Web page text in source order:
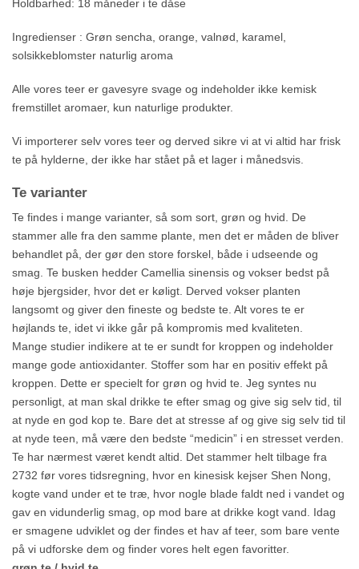
Holdbarhed: 18 måneder i te dåse
Ingredienser : Grøn sencha, orange, valnød, karamel,
solsikkeblomster naturlig aroma
Alle vores teer er gavesyre svage og indeholder ikke kemisk
fremstillet aromaer, kun naturlige produkter.
Vi importerer selv vores teer og derved sikre vi at vi altid har frisk
te på hylderne, der ikke har stået på et lager i månedsvis.
Te varianter
Te findes i mange varianter, så som sort, grøn og hvid. De
stammer alle fra den samme plante, men det er måden de bliver
behandlet på, der gør den store forskel, både i udseende og
smag. Te busken hedder Camellia sinensis og vokser bedst på
høje bjergsider, hvor det er køligt. Derved vokser planten
langsomt og giver den fineste og bedste te. Alt vores te er
højlands te, idet vi ikke går på kompromis med kvaliteten.
Mange studier indikere at te er sundt for kroppen og indeholder
mange gode antioxidanter. Stoffer som har en positiv effekt på
kroppen. Dette er specielt for grøn og hvid te. Jeg syntes nu
personligt, at man skal drikke te efter smag og give sig selv tid, til
at nyde en god kop te. Bare det at stresse af og give sig selv tid til
at nyde teen, må være den bedste “medicin” i en stresset verden.
Te har nærmest været kendt altid. Det stammer helt tilbage fra
2732 før vores tidsregning, hvor en kinesisk kejser Shen Nong,
kogte vand under et te træ, hvor nogle blade faldt ned i vandet og
gav en vidunderlig smag, op mod bare at drikke kogt vand. Idag
er smagene udviklet og der findes et hav af teer, som bare vente
på vi udforske dem og finder vores helt egen favoritter.